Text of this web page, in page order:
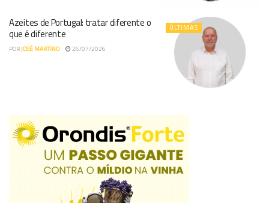
ÚLTIMAS
Azeites de Portugal: tratar diferente o
que é diferente
PORJOSÉ MARTINO 26/07/2026